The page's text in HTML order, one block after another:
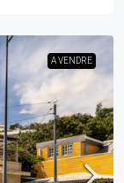
A VENDRE